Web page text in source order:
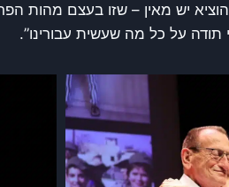
יש מאין – שזו בעצם מהות
על כל מה שעשית עבורינו”.